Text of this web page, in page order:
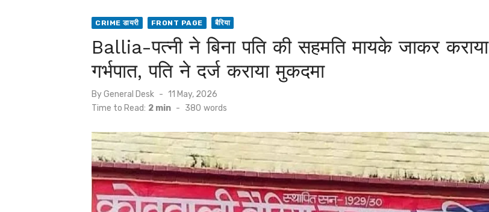
CRIME डायरी FRONT PAGE बैरिया
Ballia-पत्नी ने बिना पति की सहमति मायके जाकर कराया
गर्भपात, पति ने दर्ज कराया मुकदमा
ByGeneral Desk
Posted
on
11 May, 2026
Time to Read: 2 min - 380 words